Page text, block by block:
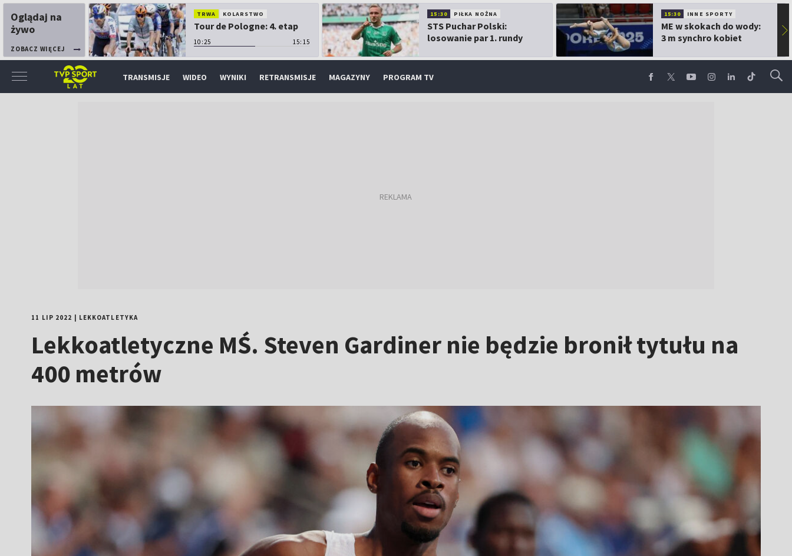
Oglądaj na
żywo
ZOBACZ WIĘCEJ
TRWA KOLARSTWO
Tour de Pologne: 4. etap
10:25 15:15
15:30 PIŁKA NOŻNA
STS Puchar Polski:
losowanie par 1. rundy
15:30 INNE SPORTY
ME w skokach do wody:
3 m synchro kobiet
▶
TRANSMISJE WIDEO WYNIKI RETRANSMISJE MAGAZYNY PROGRAM TV
11 LIP 2022 LEKKOATLETYKA
Lekkoatletyczne MŚ. Steven Gardiner nie będzie bronił tytułu na
400 metrów